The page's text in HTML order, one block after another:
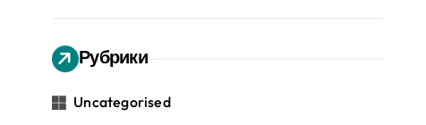
Рубрики
Uncategorised